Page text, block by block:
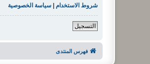
شروط الاستخدام
سياسة الخصوصية
التسجيل
فهرس المنتدى